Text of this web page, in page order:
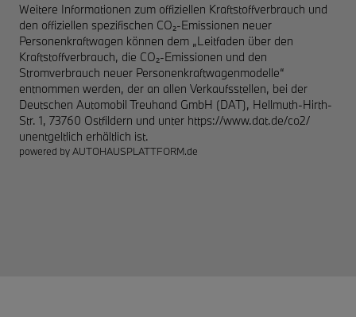
Weitere Informationen zum offiziellen Kraftstoffverbrauch und
den offiziellen spezifischen CO₂-Emissionen neuer
Personenkraftwagen können dem „Leitfaden über den
Kraftstoffverbrauch, die CO₂-Emissionen und den
Stromverbrauch neuer Personenkraftwagenmodelle“
entnommen werden, der an allen Verkaufsstellen, bei der
Deutschen Automobil Treuhand GmbH (DAT), Hellmuth-Hirth-
Str. 1, 73760 Ostfildern und unter https://www.dat.de/co2/
unentgeltlich erhältlich ist.
powered byAUTOHAUSPLATTFORM.de